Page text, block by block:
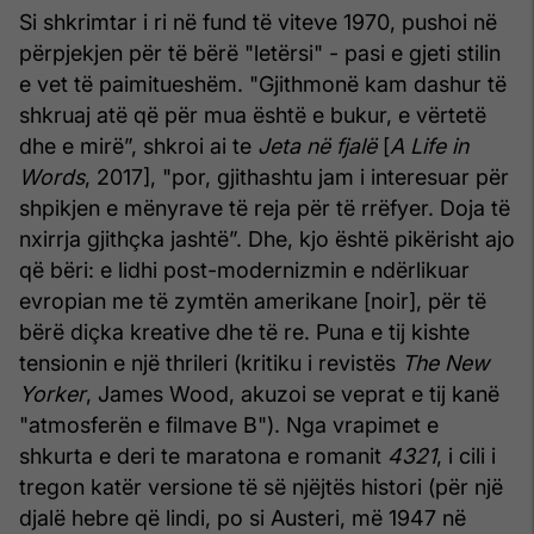
Si shkrimtar i ri në fund të viteve 1970, pushoi në
përpjekjen për të bërë "letërsi" - pasi e gjeti stilin
e vet të paimitueshëm. "Gjithmonë kam dashur të
shkruaj atë që për mua është e bukur, e vërtetë
dhe e mirë”, shkroi ai te Jeta në fjalë[A Life in
Words, 2017], "por, gjithashtu jam i interesuar për
shpikjen e mënyrave të reja për të rrëfyer. Doja të
nxirrja gjithçka jashtë”. Dhe, kjo është pikërisht ajo
që bëri: e lidhi post-modernizmin e ndërlikuar
evropian me të zymtën amerikane [noir], për të
bërë diçka kreative dhe të re. Puna e tij kishte
tensionin e një thrileri (kritiku i revistës The New
Yorker, James Wood, akuzoi se veprat e tij kanë
"atmosferën e filmave B"). Nga vrapimet e
shkurta e deri te maratona e romanit 4321, i cili i
tregon katër versione të së njëjtës histori (për një
djalë hebre që lindi, po si Austeri, më 1947 në